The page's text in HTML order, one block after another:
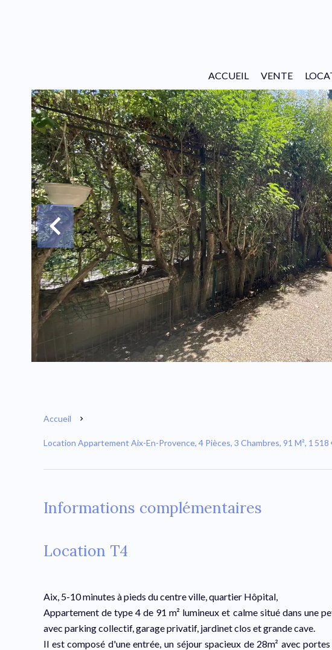
ACCUEIL VENTE
Accueil
Location Appartement Aix-En-Provence, 4 Pièces, 3 Chambres, 91 M², 1
Informations complémentaires
Location T4
Aix, 5-10 minutes à pieds du centre ville, quartier Hôpital,
Appartement de type 4 de 91 m² lumineux et calme situé dans une
avec parking collectif, garage privatif, jardinet clos et grande cave.
Il est composé d'une entrée, un séjour spacieux de 28m² avec